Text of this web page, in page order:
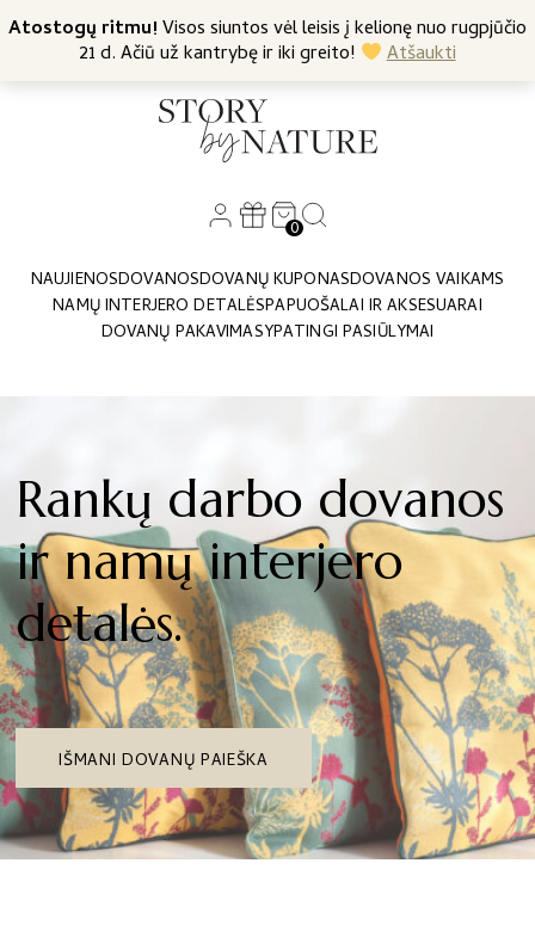
Atostogų ritmu!Visos siuntos vėl leisis į kelionę nuo rugpjūčio
21 d. Ačiū už kantrybę ir iki greito!
Atšaukti
Nemokamas siuntimas nuo 45 Eur +370 682 57369
0
NAUJIENOSDOVANOSDOVANŲ KUPONASDOVANOS VAIKAMS
NAMŲ INTERJERO DETALĖSPAPUOŠALAI IR AKSESUARAI
DOVANŲ PAKAVIMASYPATINGI PASIŪLYMAI
Rankų darbo dovanos
ir namų interjero
detalės.
IŠMANI DOVANŲ PAIEŠKA